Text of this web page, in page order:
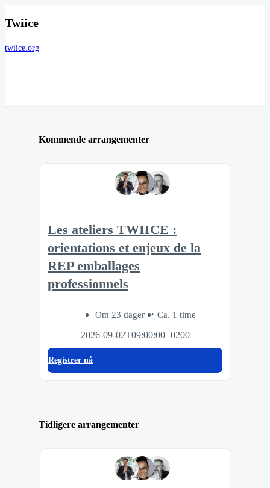
Twiice
twiice.org
Kommende arrangementer
Les ateliers TWIICE :
orientations et enjeux de la
REP emballages
professionnels
Om 23 dager
Ca. 1 time
2026-09-02T09:00:00+0200
Registrer nå
Tidligere arrangementer